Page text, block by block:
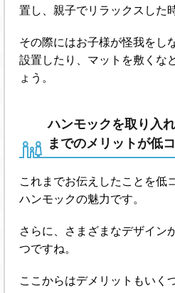
置し、親子でリラックスした
その際にはお子様が怪我をし
設置したり、マットを敷くな
ょう。
ハンモックを取り入
までのメリットが低
これまでお伝えしたことを低
ハンモックの魅力です。
さらに、さまざまなデザイン
つですね。
ここからはデメリットもいく